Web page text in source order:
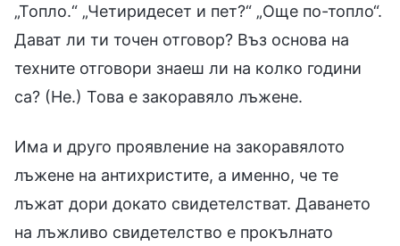
„Топло.“ „Четиридесет и пет?“ „Още по-топло“.
Дават ли ти точен отговор? Въз основа на
техните отговори знаеш ли на колко години
са? (Не.) Това е закоравяло лъжене.
Има и друго проявление на закоравялото
лъжене на антихристите, а именно, че те
лъжат дори докато свидетелстват. Даването
на лъжливо свидетелство е прокълнато